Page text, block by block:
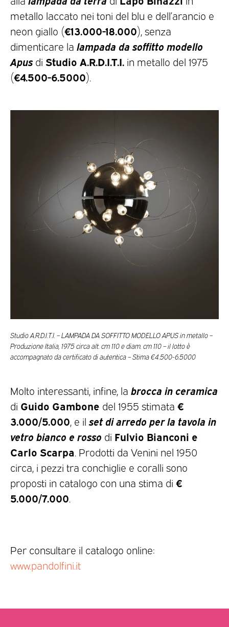
metallo laccato nei toni del blu e dell’arancio e
neon giallo (€13.000-18.000), senza
dimenticare la lampada da soffitto modello
Apusdi Studio A.R.D.I.T.I. in metallo del 1975
(€4.500-6.5000).
Studio A.R.D.I.T.I. – LAMPADA DA SOFFITTO MODELLO APUS in metallo –
Produzione Italia, 1975 circa alt. cm 110 e diam. cm 110 – il lotto è
accompagnato da certificato di autentica – Stima €4.500-6.5000
Molto interessanti, infine, la brocca in ceramica
di Guido Gambone del 1955 stimata €
3.000/5.000 , e il set di arredo per la tavola in
vetro bianco e rosso di Fulvio Bianconi e
Carlo Scarpa . Prodotti da Venini nel 1950
circa, i pezzi tra conchiglie e coralli sono
proposti in catalogo con una stima di €
5.000/7.000
Per consultare il catalogo online:
www.pandolfini.it